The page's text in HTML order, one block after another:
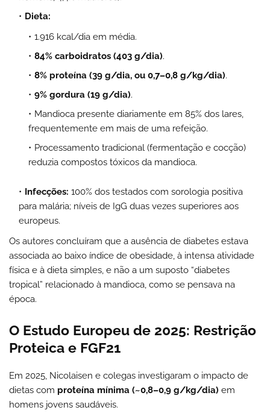
Dieta:
1.916 kcal/dia em média.
84% carboidratos (403 g/dia).
8% proteína (39 g/dia, ou 0,7–0,8 g/kg/dia).
9% gordura (19 g/dia).
Mandioca presente diariamente em 85% dos lares,
frequentemente em mais de uma refeição.
Processamento tradicional (fermentação e cocção)
reduzia compostos tóxicos da mandioca.
Infecções: 100% dos testados com sorologia positiva
para malária; níveis de IgG duas vezes superiores aos
europeus.
Os autores concluíram que a ausência de diabetes estava
associada ao baixo índice de obesidade, à intensa atividade
física e à dieta simples, e não a um suposto “diabetes
tropical” relacionado à mandioca, como se pensava na
época.
O Estudo Europeu de 2025: Restrição
Proteica e FGF21
Em 2025, Nicolaisen e colegas investigaram o impacto de
dietas com proteína mínima (~0,8–0,9 g/kg/dia) em
homens jovens saudáveis.